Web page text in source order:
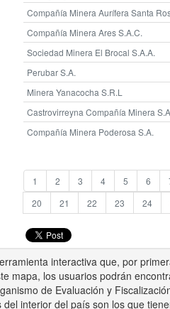
Compañía Minera Aurífera Santa
Compañía Minera Ares S.A.C.
Sociedad Minera El Brocal S.A.A.
Perubar S.A.
Minera Yanacocha S.R.L
Castrovirreyna Compañía Minera
Compañía Minera Poderosa S.A.
1 2 3 4 5 6
20
21 22 23 24
interactiva que, por
mapa, los usuarios podrán
de Evaluación y
interior del país son los que